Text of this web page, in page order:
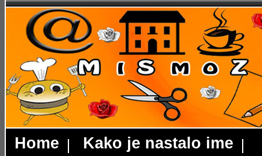
Home Kako je nastalo ime